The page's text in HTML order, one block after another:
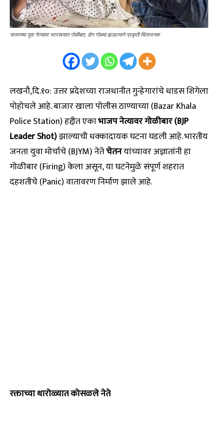
भाजपच्या युवा नेत्यावर भररस्त्यात गोळीबार; दोन गोळ्या झाडल्याने प्रकृती चिंताजनक
लखनौ,दि.१०: उत्तर प्रदेशच्या राजधानीत गुन्हेगारांचे धाडस शिगेला
पोहोचले आहे. बाजार खाला पोलीस ठाण्याच्या (Bazar Khala
Police Station) हद्दीत एकाभाजप नेत्यावर गोळीबार (BJP
Leader Shot)झाल्याची धक्कादायक घटना घडली आहे. भारतीय
जनता युवा मोर्चाचे (BJYM) नेतेचेतनयांच्यावर अज्ञातांनी हा
गोळीबार (Firing) केला असून, या घटनेमुळे संपूर्ण शहरात
दहशतीचे (Panic) वातावरण निर्माण झाले आहे.
रक्ताच्या थारोळ्यात कोसळले नेते